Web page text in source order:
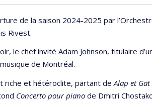
de la saison 2024-2025 par
Rivest.
le chef invité Adam Johnson, titulaire
de Montréal.
riche et hétéroclite, partant de Alap et Gat
Concerto pour piano de Dmitri